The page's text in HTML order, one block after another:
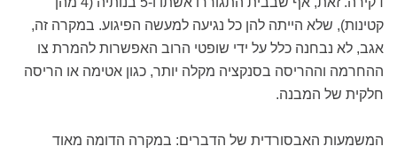
קטינות), שלא הייתה להן כל נגיעה למעשה הפיגוע. במקרה זה,
אגב, לא נבחנה כלל על ידי שופטי הרוב האפשרות להמרת צו
ההחרמה וההריסה בסנקציה מקלה יותר, כגון אטימה או הריסה
חלקית של המבנה.
המשמעות האבסורדית של הדברים: במקרה הדומה מאוד